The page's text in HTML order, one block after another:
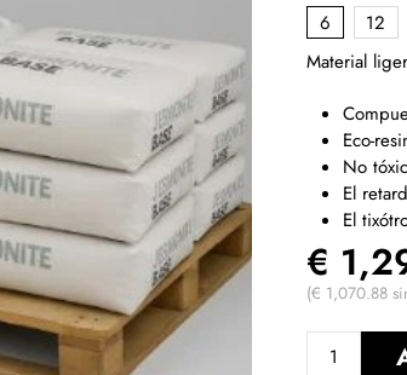
6
12
Material
Eco-
No
El
El
€
(€ 1,070.88